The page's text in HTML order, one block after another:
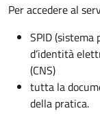
Per accedere al
SPID
d’identità
(CNS)
tutta la
della pratica.